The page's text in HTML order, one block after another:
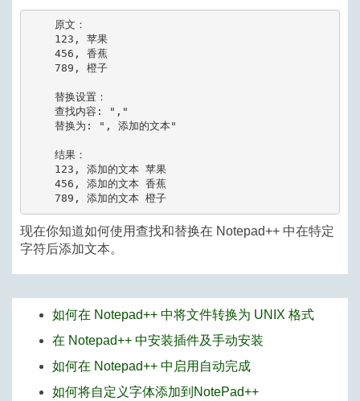
    原文：
    123, 苹果
    456, 香蕉
    789, 橙子
    替换设置：
    查找内容: ","
    替换为: ", 添加的文本"
    结果：
    123, 添加的文本 苹果
    456, 添加的文本 香蕉
    789, 添加的文本 橙子
现在你知道如何使用查找和替换在 Notepad++ 中在特定
字符后添加文本。
如何在 Notepad++ 中将文件转换为 UNIX 格式
在 Notepad++ 中安装插件及手动安装
如何在 Notepad++ 中启用自动完成
如何将自定义字体添加到NotePad++